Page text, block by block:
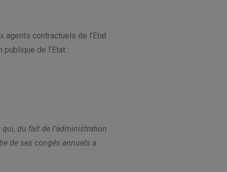
contractuels de l’Etat
de l’Etat :
du fait de l’administration
de ses congés annuels a